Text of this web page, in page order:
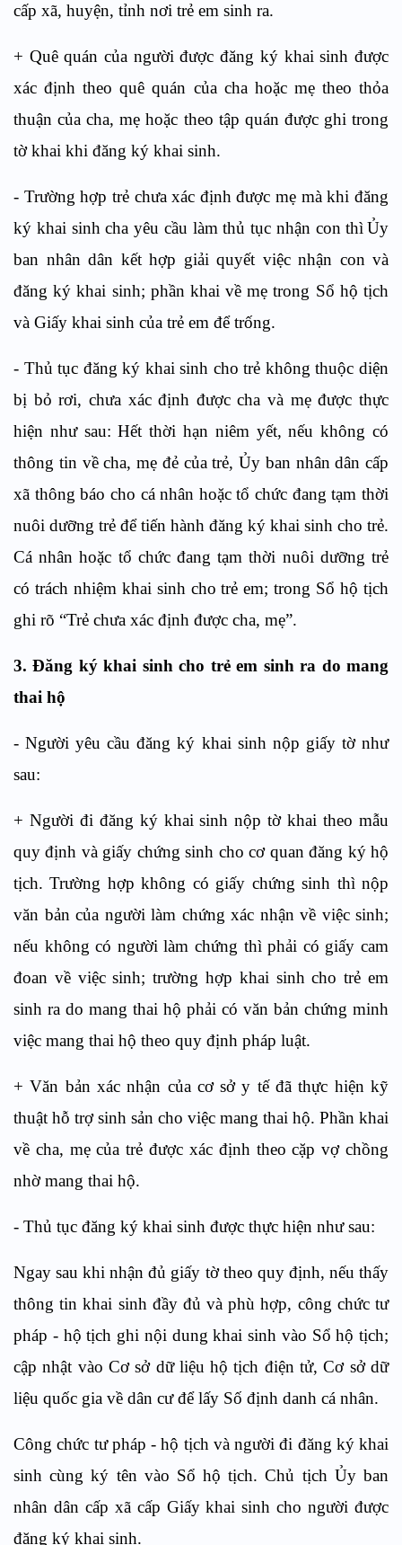
cấp xã, huyện, tỉnh nơi trẻ em sinh ra.
+ Quê quán của người được đăng ký khai sinh được
xác định theo quê quán của cha hoặc mẹ theo thỏa
thuận của cha, mẹ hoặc theo tập quán được ghi trong
tờ khai khi đăng ký khai sinh.
- Trường hợp trẻ chưa xác định được mẹ mà khi đăng
ký khai sinh cha yêu cầu làm thủ tục nhận con thì Ủy
ban nhân dân kết hợp giải quyết việc nhận con và
đăng ký khai sinh; phần khai về mẹ trong Sổ hộ tịch
và Giấy khai sinh của trẻ em để trống.
- Thủ tục đăng ký khai sinh cho trẻ không thuộc diện
bị bỏ rơi, chưa xác định được cha và mẹ được thực
hiện nhưsau: Hết thời hạn niêm yết, nếu không có
thông tin về cha, mẹ đẻ của trẻ, Ủy ban nhân dân cấp
xã thông báo cho cá nhân hoặc tổ chức đang tạm thời
nuôi dưỡng trẻ để tiến hành đăng ký khai sinh cho trẻ.
Cá nhân hoặc tổ chức đang tạm thời nuôi dưỡng trẻ
có trách nhiệm khai sinh cho trẻ em; trong Sổ hộ tịch
ghi rõ “Trẻ chưa xác định được cha, mẹ”.
3. Đăng ký khai sinh cho trẻ em sinh ra do mang
thai hộ
- Người yêu cầu đăng ký khai sinh nộp giấy tờ như
sau:
+ Người đi đăng ký khai sinh nộp tờ khai theo mẫu
quy định và giấy chứng sinh cho cơ quan đăng ký hộ
tịch. Trường hợp không có giấy chứng sinh thì nộp
văn bản của người làm chứng xác nhận về việc sinh;
nếu không có người làm chứng thì phải có giấy cam
đoan về việc sinh; trường hợp khai sinh cho trẻ em
sinh ra do mang thai hộ phải có văn bản chứng minh
việc mang thai hộ theo quy định pháp luật.
+ Văn bản xác nhận của cơ sở y tế đã thực hiện kỹ
thuật hỗ trợ sinh sản cho việc mang thai hộ. Phần khai
về cha, mẹ của trẻ được xác định theo cặp vợ chồng
nhờ mang thai hộ.
- Thủ tục đăng ký khai sinh được thực hiện như sau:
Ngay sau khi nhận đủ giấy tờ theo quy định, nếu thấy
thông tin khai sinh đầy đủ và phù hợp, công chức tư
pháp - hộ tịch ghi nội dung khai sinh vào Sổ hộ tịch;
cập nhật vào Cơ sở dữ liệu hộ tịch điện tử, Cơ sở dữ
liệu quốc gia về dân cư để lấy Số định danh cá nhân.
Công chức tư pháp - hộ tịch và người đi đăng ký khai
sinh cùng ký tên vào Sổ hộ tịch. Chủ tịch Ủy ban
nhân dân cấp xã cấp Giấy khai sinh cho người được
đăng ký khai sinh.